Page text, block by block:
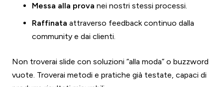
Messa alla prova nei nostri stessi processi.
Raffinata attraverso feedback continuo dalla
community e dai clienti.
Non troverai slide con soluzioni “alla moda” o buzzword
vuote. Troverai metodi e pratiche già testate, capaci di